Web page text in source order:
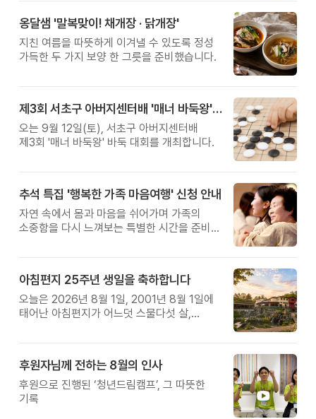
옹달샘 '말복맞이! 채개장 · 닭개장'
지친 여름을 따뜻하게 이겨낼 수 있도록 정성
가득한 두 가지 보양 한 그릇을 준비했습니다.
제3회 서초구 아버지센터배 '매너 바둑왕' 대회
오는 9월 12일(토), 서초구 아버지센터배
제3회 '매너 바둑왕' 바둑 대회를 개최합니다.
추석 특집 '행복한 가족 마음여행' 신청 안내
자연 속에서 몸과 마음을 쉬어가며 가족의
소중함을 다시 느껴보는 특별한 시간을 준비해
아침편지 25주년 생일을 축하합니다
오늘은 2026년 8월 1일, 2001년 8월 1일에
태어난 아침편지가 어느덧 스물다섯 살,
후원자님께 전하는 8월의 인사
후원으로 진행된 ‘청년드림캠프’, 그 따뜻한
기록